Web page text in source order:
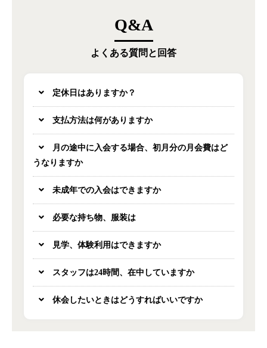
Q&A
よくある質問と回答
定休日はありますか？
支払方法は何がありますか
月の途中に入会する場合、初月分の月会費はど
うなりますか
未成年での入会はできますか
必要な持ち物、服装は
見学、体験利用はできますか
スタッフは24時間、在中していますか
休会したいときはどうすればいいですか